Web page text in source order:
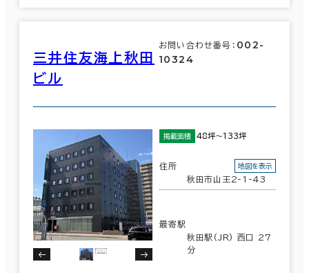
三井住友海上秋田
ビル
お問い合わせ番号： 002-
10324
掲載面積 48坪～133坪
住所
秋田市山王2-1-43
地図を表示
最寄駅
秋田駅(JR) 西口 27
分